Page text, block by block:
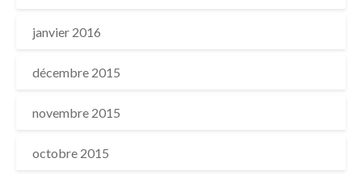
janvier 2016
décembre 2015
novembre 2015
octobre 2015